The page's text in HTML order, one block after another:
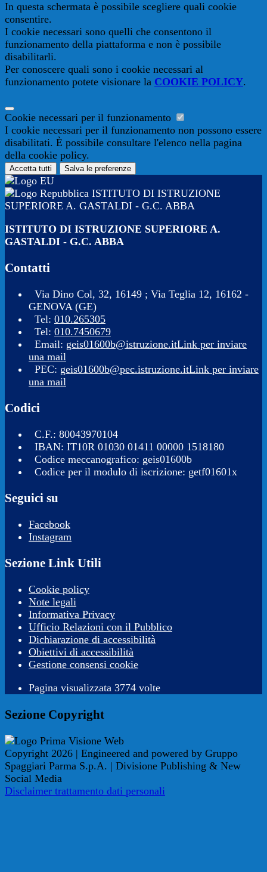
In questa schermata è possibile scegliere quali cookie
consentire.
I cookie necessari sono quelli che consentono il
funzionamento della piattaforma e non è possibile
disabilitarli.
Per conoscere quali sono i cookie necessari al
funzionamento potete visionare la COOKIE POLICY.
Cookie necessari per il funzionamento
I cookie necessari per il funzionamento non possono essere
disabilitati. È possibile consultare l'elenco nella pagina
della cookie policy.
Accetta tutti Salva le preferenze
ISTITUTO DI ISTRUZIONE
SUPERIORE A. GASTALDI - G.C. ABBA
ISTITUTO DI ISTRUZIONE SUPERIORE A.
GASTALDI - G.C. ABBA
Contatti
Via Dino Col, 32, 16149 ; Via Teglia 12, 16162 -
GENOVA (GE)
Tel: 010.265305
Tel: 010.7450679
Email: geis01600b@istruzione.itLink per inviare
una mail
PEC: geis01600b@pec.istruzione.itLink per inviare
una mail
Codici
C.F.: 80043970104
IBAN: IT10R 01030 01411 00000 1518180
Codice meccanografico: geis01600b
Codice per il modulo di iscrizione: getf01601x
Seguici su
Facebook
Instagram
Sezione Link Utili
Cookie policy
Note legali
Informativa Privacy
Ufficio Relazioni con il Pubblico
Dichiarazione di accessibilità
Obiettivi di accessibilità
Gestione consensi cookie
Pagina visualizzata 3774 volte
Sezione Copyright
Copyright 2026 | Engineered and powered by Gruppo
Spaggiari Parma S.p.A. | Divisione Publishing & New
Social Media
Disclaimer trattamento dati personali